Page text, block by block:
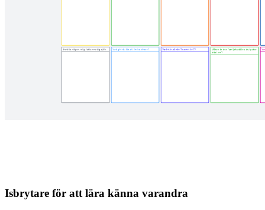
Isbrytare för att lära känna varandra